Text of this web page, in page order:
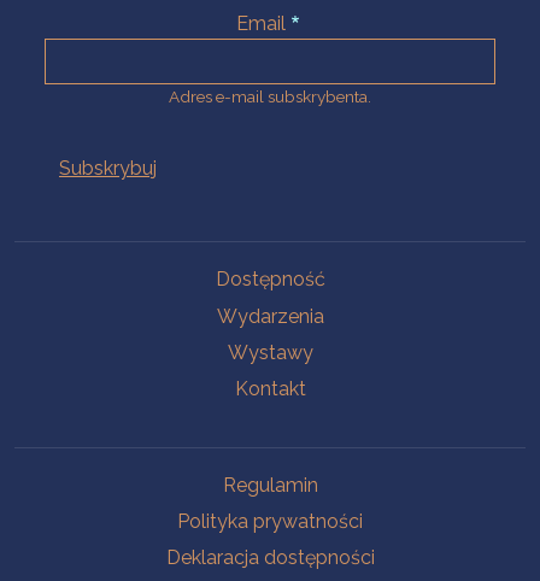
Email
Adres e-mail subskrybenta.
Dostępność
Wydarzenia
Wystawy
Kontakt
Regulamin
Polityka prywatności
Deklaracja dostępności